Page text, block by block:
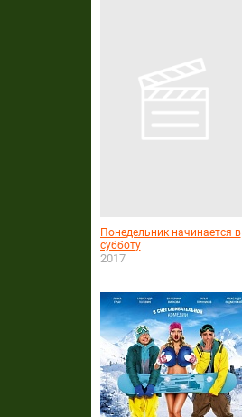
Понедельник начинается в
субботу
2017